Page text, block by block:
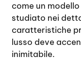
come un
studiato nei
caratteristiche
lusso deve
inimitabile.